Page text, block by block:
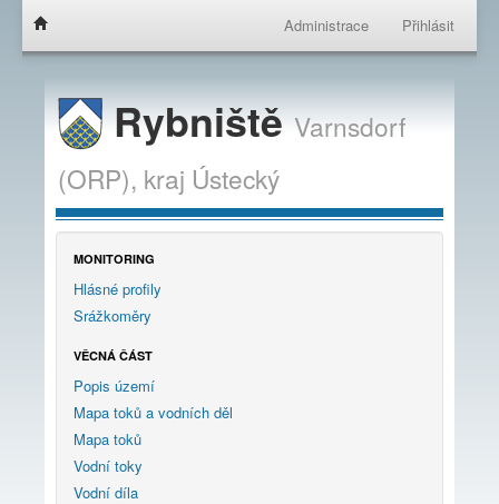
Administrace Přihlásit
RybništěVarnsdorf
(ORP), kraj Ústecký
MONITORING
Hlásné profily
Srážkoměry
VĚCNÁ ČÁST
Popis území
Mapa toků a vodních děl
Mapa toků
Vodní toky
Vodní díla